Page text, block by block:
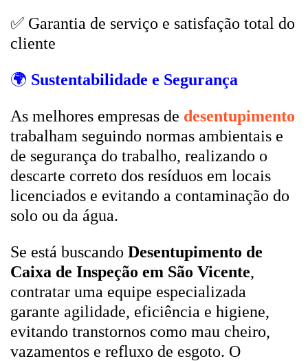
✅ Garantia de serviço e satisfação total do
cliente
🌍 Sustentabilidade e Segurança
As melhores empresas de desentupimento
trabalham seguindo normas ambientais e
de segurança do trabalho, realizando o
descarte correto dos resíduos em locais
licenciados e evitando a contaminação do
solo ou da água.
Se está buscando Desentupimento de
Caixa de Inspeção em São Vicente,
contratar uma equipe especializada
garante agilidade, eficiência e higiene,
evitando transtornos como mau cheiro,
vazamentos e refluxo de esgoto. O